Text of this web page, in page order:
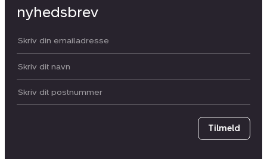
nyhedsbrev
Din email:
Dit navn:
Postnummer
Tilmeld